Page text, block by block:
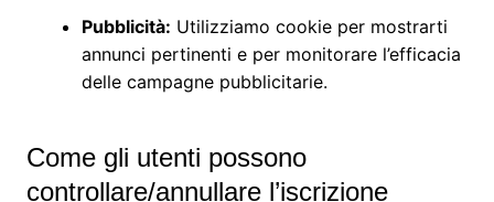
Pubblicità: Utilizziamo cookie per mostrarti
annunci pertinenti e per monitorare l’efficacia
delle campagne pubblicitarie.
Come gli utenti possono
controllare/annullare l’iscrizione